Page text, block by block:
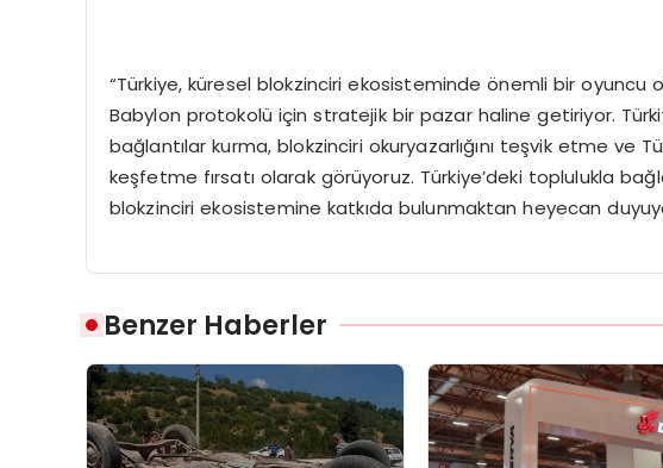
“Türkiye, küresel blokzinciri ekosisteminde önemli bir oyuncu
Babylon protokolü için stratejik bir pazar haline getiriyor.
bağlantılar kurma, blokzinciri okuryazarlığını teşvik etme ve
keşfetme fırsatı olarak görüyoruz. Türkiye’deki toplulukla
blokzinciri ekosistemine katkıda bulunmaktan heyecan
Benzer Haberler